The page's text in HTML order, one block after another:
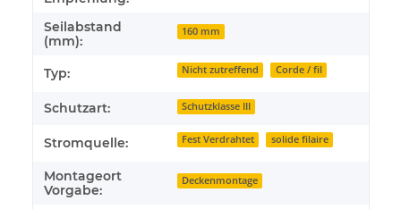
Seilabstand
(mm):
160 mm
Typ: Nicht zutreffend Corde / fil
Schutzart: Schutzklasse III
Stromquelle: Fest Verdrahtet solide filaire
Montageort
Vorgabe:
Deckenmontage